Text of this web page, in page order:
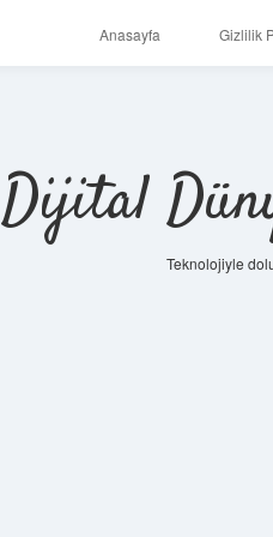
Anasayfa Gizlilik
Dijital
Teknolojiyle